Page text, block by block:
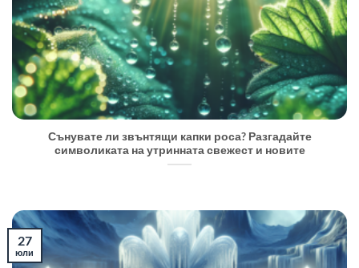
Сънувате ли звънтящи капки роса? Разгадайте
символиката на утринната свежест и новите
27
юли